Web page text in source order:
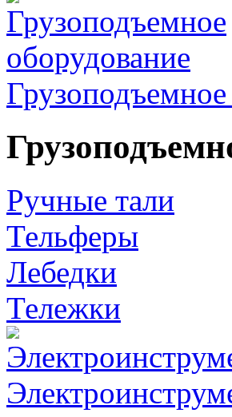
Ручные тали
Тельферы
Лебедки
Тележки